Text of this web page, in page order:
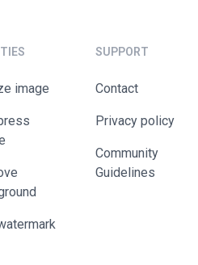
image
SUPPORT
contact
Privacy policy
Community
Guidelines